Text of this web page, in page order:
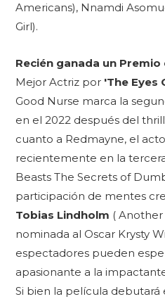
Americans), Nnamdi
Girl).
Recién ganada un Premio
Mejor Actriz por 'The Eyes
Good Nurse marca la
en el 2022 después del
cuanto a Redmayne, el
recientemente en la
Beasts The Secrets of
participación de mentes
Tobias Lindholm ( Another
nominada al Oscar Krysty
espectadores pueden
apasionante a la
Si bien la película debutará